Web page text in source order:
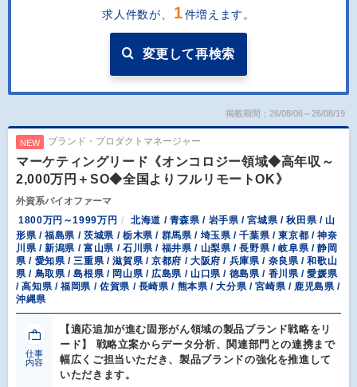
求人件数が、
1件増えます。
変更して再検索
掲載期間：26/08/06～26/08/19
NEW ブランド・プロダクトマネージャー
マーケティングリード《オンコロジー領域◆高年収～
2,000万円＋SO◆全国よりフルリモートOK》
外資系バイオファーマ
1800万円～1999万円
北海道 / 青森県 / 岩手県 / 宮城県 / 秋田県 / 山
形県 / 福島県 / 茨城県 / 栃木県 / 群馬県 / 埼玉県 / 千葉県 / 東京都 / 神奈
川県 / 新潟県 / 富山県 / 石川県 / 福井県 / 山梨県 / 長野県 / 岐阜県 / 静岡
県 / 愛知県 / 三重県 / 滋賀県 / 京都府 / 大阪府 / 兵庫県 / 奈良県 / 和歌山
県 / 鳥取県 / 島根県 / 岡山県 / 広島県 / 山口県 / 徳島県 / 香川県 / 愛媛県
/ 高知県 / 福岡県 / 佐賀県 / 長崎県 / 熊本県 / 大分県 / 宮崎県 / 鹿児島県 /
沖縄県
仕事
内容
【適応追加が進む固形がん領域の製品ブランド戦略をリ
ード】 戦略立案からデータ分析、関連部門との連携まで
幅広くご担当いただき、製品ブランドの強化を推進して
いただきます。